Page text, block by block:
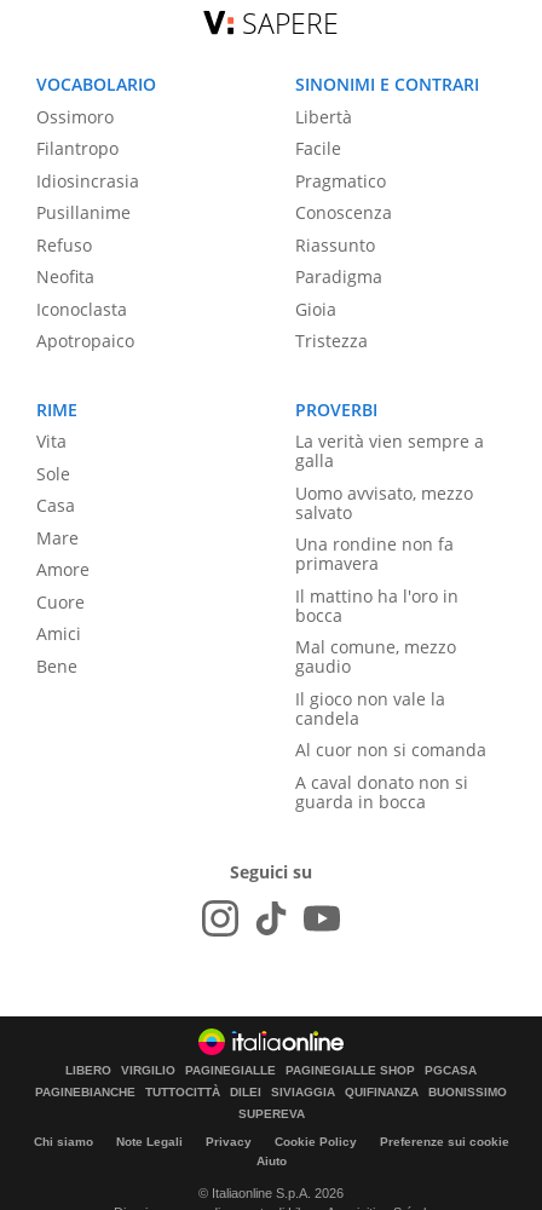
SAPERE
VOCABOLARIO
Ossimoro
Filantropo
Idiosincrasia
Pusillanime
Refuso
Neofita
Iconoclasta
Apotropaico
SINONIMI E CONTRARI
Libertà
Facile
Pragmatico
Conoscenza
Riassunto
Paradigma
Gioia
Tristezza
RIME
Vita
Sole
Casa
Mare
Amore
Cuore
Amici
Bene
PROVERBI
La verità vien sempre a
galla
Uomo avvisato, mezzo
salvato
Una rondine non fa
primavera
Il mattino ha l'oro in
bocca
Mal comune, mezzo
gaudio
Il gioco non vale la
candela
Al cuor non si comanda
A caval donato non si
guarda in bocca
Seguici su
LIBERO VIRGILIO PAGINEGIALLE PAGINEGIALLE SHOP
PGCASA
PAGINEBIANCHE
TUTTOCITTÀ DILEI SIVIAGGIA QUIFINANZA
BUONISSIMO
SUPEREVA
Chi siamo Note Legali Privacy Cookie Policy
Preferenze sui cookie
Aiuto
© Italiaonline S.p.A. 2026